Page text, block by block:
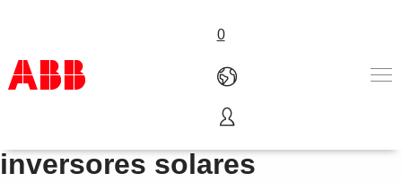
0
Produtos e soluções
Indústrias
Conversores de frequência e
inversores solares